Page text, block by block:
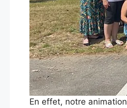
En effet, notre animation